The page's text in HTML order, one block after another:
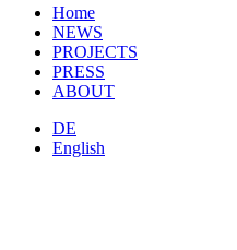
Home
NEWS
PROJECTS
PRESS
ABOUT
DE
English